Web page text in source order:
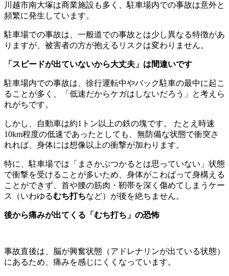
川越市南大塚は商業施設も多く、駐車場内での事故は意外と
頻繁に発生しています。
駐車場での事故は、一般道での事故とは少し異なる特徴があ
りますが、被害者の方が抱えるリスクは変わりません。
「スピードが出ていないから大丈夫」は間違いです
駐車場内での事故は、徐行運転中やバック駐車の最中に起こ
ることが多く、「低速だからケガはしないだろう」と考えら
れがちです。
しかし、自動車は約1トン以上の鉄の塊です。 たとえ時速
10km程度の低速であったとしても、無防備な状態で衝突さ
れれば、身体には想像以上の衝撃が加わります。
特に、駐車場では「まさかぶつかるとは思っていない」状態
で衝撃を受けることが多いため、身体がこわばって身構える
ことができず、首や腰の筋肉・靭帯を深く傷めてしまうケー
ス（いわゆるむち打ちなど）が後を絶ちません。
後から痛みが出てくる「むち打ち」の恐怖
事故直後は、脳が興奮状態（アドレナリンが出ている状態）
にあるため、痛みを感じにくくなっています。